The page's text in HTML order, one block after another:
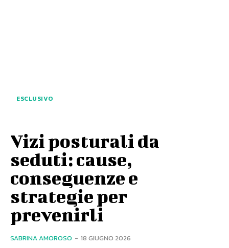
ESCLUSIVO
Vizi posturali da
seduti: cause,
conseguenze e
strategie per
prevenirli
SABRINA AMOROSO - 18 GIUGNO 2026